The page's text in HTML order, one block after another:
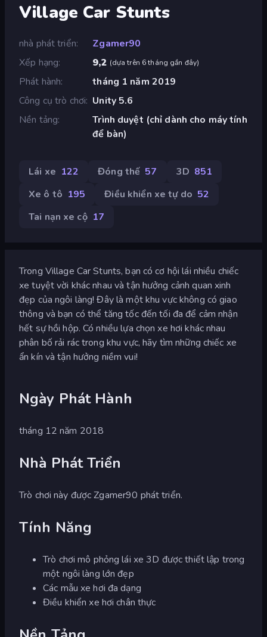
Village Car Stunts
nhà phát triển
Zgamer90
Xếp hạng
9,2 (dựa trên 6 tháng gần đây)
Phát hành
tháng 1 năm 2019
Công cụ trò chơi Unity 5.6
Nền tảng
Trình duyệt (chỉ dành cho máy tính
để bàn)
Lái xe 122 Đóng thế 57 3D 851
Xe ô tô 195 Điều khiển xe tự do 52
Tai nạn xe cộ 17
Trong Village Car Stunts, bạn có cơ hội lái nhiều chiếc
xe tuyệt vời khác nhau và tận hưởng cảnh quan xinh
đẹp của ngôi làng! Đây là một khu vực không có giao
thông và bạn có thể tăng tốc đến tối đa để cảm nhận
hết sự hồi hộp. Có nhiều lựa chọn xe hơi khác nhau
phân bố rải rác trong khu vực, hãy tìm những chiếc xe
ẩn kín và tận hưởng niềm vui!
Ngày Phát Hành
tháng 12 năm 2018
Nhà Phát Triển
Trò chơi này được Zgamer90 phát triển.
Tính Năng
Trò chơi mô phỏng lái xe 3D được thiết lập trong
một ngôi làng lớn đẹp
Các mẫu xe hơi đa dạng
Điều khiển xe hơi chân thực